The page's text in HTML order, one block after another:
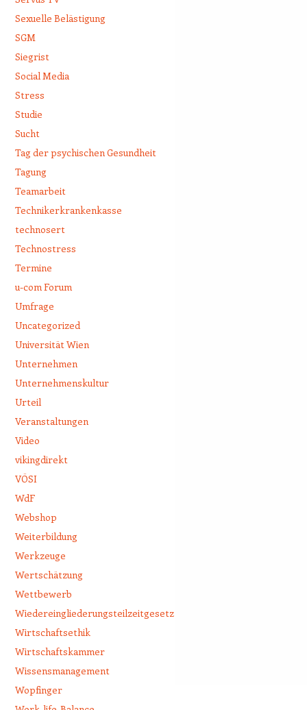
Sexuelle Belästigung
SGM
Siegrist
Social Media
Stress
Studie
Sucht
Tag der psychischen Gesundheit
Tagung
Teamarbeit
Technikerkrankenkasse
technosert
Technostress
Termine
u-com Forum
Umfrage
Uncategorized
Universität Wien
Unternehmen
Unternehmenskultur
Urteil
Veranstaltungen
Video
vikingdirekt
VÖSI
WdF
Webshop
Weiterbildung
Werkzeuge
Wertschätzung
Wettbewerb
Wiedereingliederungsteilzeitgesetz
Wirtschaftsethik
Wirtschaftskammer
Wissensmanagement
Wopfinger